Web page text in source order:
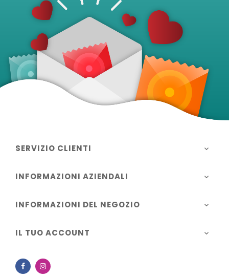
SERVIZIO CLIENTI 
INFORMAZIONI AZIENDALI 
INFORMAZIONI DEL NEGOZIO 
IL TUO ACCOUNT 
Facebook